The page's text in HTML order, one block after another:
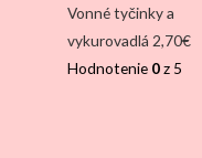
Vonné tyčinky a
vykurovadlá 2,70€
Hodnotenie 0z 5